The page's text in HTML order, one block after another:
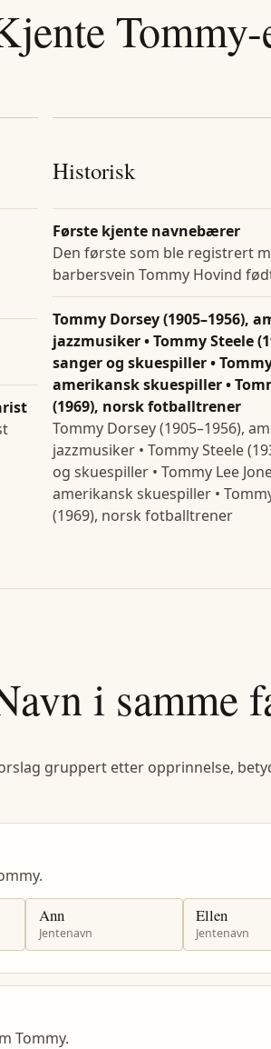
Tommy
Historisk
Første kjente navnebærer
Den første som ble registrert
barbersvein Tommy Hovind
Tommy Dorsey (1905–1956),
jazzmusiker • Tommy Steele
sanger og skuespiller •
amerikansk skuespiller •
(1969), norsk fotballtrener
Tommy Dorsey (1905–1956),
jazzmusiker • Tommy Steele
og skuespiller • Tommy Lee
amerikansk skuespiller •
(1969), norsk fotballtrener
i samme
gruppert etter opprinnelse,
Ann
Jentenavn
Ellen
Jentenavn
Tommy.